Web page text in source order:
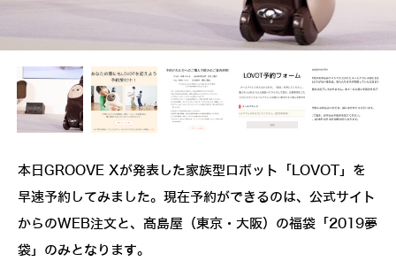
本日GROOVE Xが発表した家族型ロボット「LOVOT」を
早速予約してみました。現在予約ができるのは、公式サイト
からのWEB注文と、髙島屋（東京・大阪）の福袋「2019夢
袋」のみとなります。